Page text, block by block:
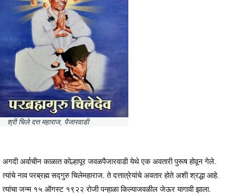
श्री चिले दत्त महाराज, पैजारवाडी
अगदी अर्वाचीन काळात कोल्हापूर जवळपैजारवाडी येथे एक अवतारी पुरूष होवून गेले.
त्यांचे नाव परब्रह्म सद्गुरु चिलेमहाराज. ते दत्तात्रेयांचे अवतार होते अशी श्रद्धा आहे.
त्यांचा जन्म १५ ऑगस्ट १९२२ रोजी पन्हाळा किल्याजवळील जेऊर यागावी झाला.